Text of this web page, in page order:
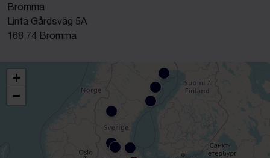
Bromma
Linta Gårdsväg 5A
168 74 Bromma
+
−